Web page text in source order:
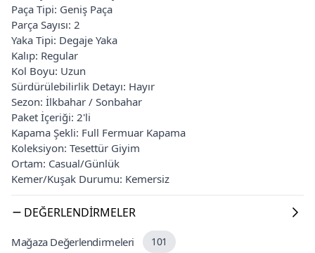
Paça Tipi: Geniş Paça
Parça Sayısı: 2
Yaka Tipi: Degaje Yaka
Kalıp: Regular
Kol Boyu: Uzun
Sürdürülebilirlik Detayı: Hayır
Sezon: İlkbahar / Sonbahar
Paket İçeriği: 2'li
Kapama Şekli: Full Fermuar Kapama
Koleksiyon: Tesettür Giyim
Ortam: Casual/Günlük
Kemer/Kuşak Durumu: Kemersiz
DEĞERLENDIRMELER
Mağaza Değerlendirmeleri 101